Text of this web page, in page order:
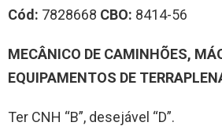
Cód: 7828668 CBO: 8414-56
MECÂNICO DE CAMINHÕES,
EQUIPAMENTOS DE
Ter CNH “B”, desejável “D”.